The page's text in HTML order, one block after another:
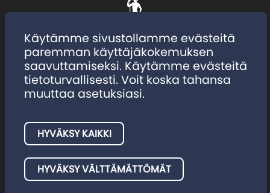
Tietosuojaseloste Evästeet
Käytämme sivustollamme evästeitä
paremman käyttäjäkokemuksen
saavuttamiseksi. Käytämme evästeitä
tietoturvallisesti. Voit koska tahansa
muuttaa asetuksiasi.
HYVÄKSY VÄLTTÄMÄTTÖMÄT
HYVÄKSY KAIKKI